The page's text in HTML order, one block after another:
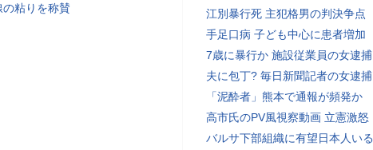
粘りを称賛
江別暴行死 主犯格男の判決争点
手足口病 子ども中心に患者増加
7歳に暴行か 施設従業員の女逮捕
夫に包丁? 毎日新聞記者の女逮捕
「泥酔者」熊本で通報が頻発か
高市氏のPV風視察動画 立憲激怒
バルサ下部組織に有望日本人いる